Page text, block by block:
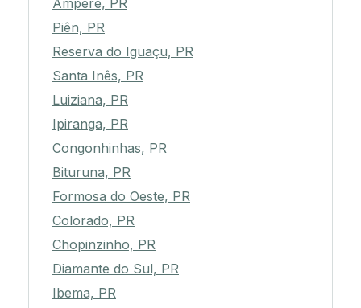
Ampére, PR
Piên, PR
Reserva do Iguaçu, PR
Santa Inês, PR
Luiziana, PR
Ipiranga, PR
Congonhinhas, PR
Bituruna, PR
Formosa do Oeste, PR
Colorado, PR
Chopinzinho, PR
Diamante do Sul, PR
Ibema, PR